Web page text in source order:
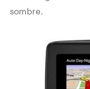
sombre.